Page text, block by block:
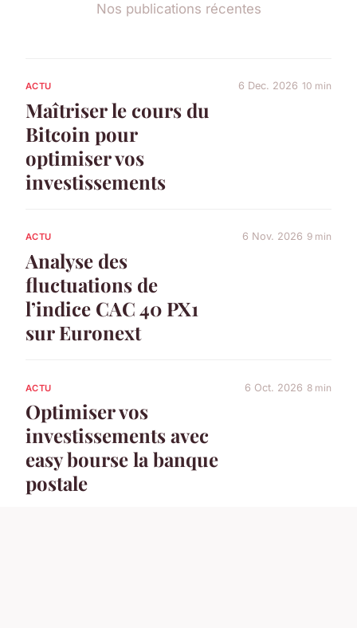
Nos publications récentes
ACTU
Maîtriser le cours du
Bitcoin pour
optimiser vos
investissements
6 Dec. 2026 10 min
ACTU
Analyse des
fluctuations de
l’indice CAC 40 PX1
sur Euronext
6 Nov. 2026 9 min
ACTU
Optimiser vos
investissements avec
easy bourse la banque
postale
6 Oct. 2026 8 min